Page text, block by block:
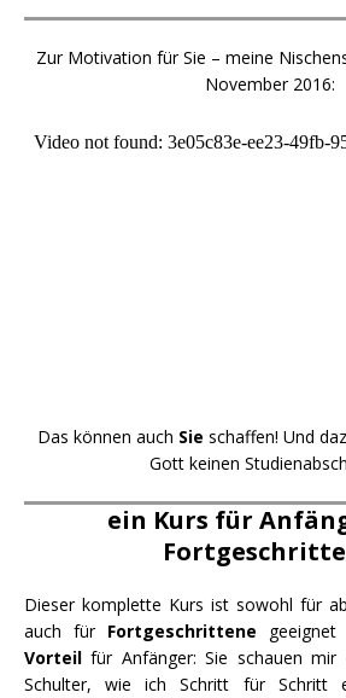
Zur Motivation für Sie – meine
November 2016:
Das können auch Sie schaffen! Und
Gott keinen
ein Kurs für
Dieser komplette Kurs ist sowohl für
auch für Fortgeschrittene
Vorteil für Anfänger: Sie schauen
Schulter, wie ich Schritt für Schritt